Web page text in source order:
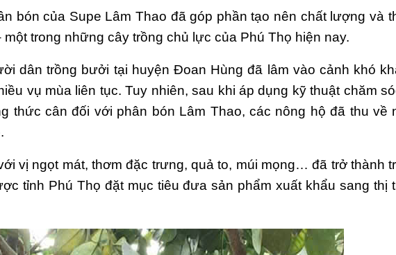
bón của Supe Lâm Thao đã góp phần tạo nên chất lượng và
trong những cây trồng chủ lực của Phú Thọ hiện nay.
dân trồng bưởi tại huyện Đoan Hùng đã lâm vào cảnh khó
vụ mùa liên tục. Tuy nhiên, sau khi áp dụng kỹ thuật chăm
thức cân đối với phân bón Lâm Thao, các nông hộ đã thu về
vị ngọt mát, thơm đặc trưng, quả to, múi mọng… đã trở thành
tỉnh Phú Thọ đặt mục tiêu đưa sản phẩm xuất khẩu sang thị